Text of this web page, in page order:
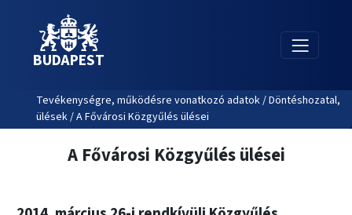
BUDAPEST
Tevékenységre, működésre vonatkozó adatok / Döntéshozatal,
ülések / A Fővárosi Közgyűlés ülései
A Fővárosi Közgyűlés ülései